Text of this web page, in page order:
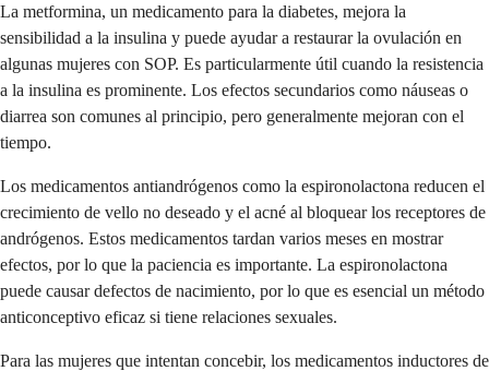
La metformina, un medicamento para la diabetes, mejora la
sensibilidad a la insulina y puede ayudar a restaurar la ovulación en
algunas mujeres con SOP. Es particularmente útil cuando la resistencia
a la insulina es prominente. Los efectos secundarios como náuseas o
diarrea son comunes al principio, pero generalmente mejoran con el
tiempo.
Los medicamentos antiandrógenos como la espironolactona reducen el
crecimiento de vello no deseado y el acné al bloquear los receptores de
andrógenos. Estos medicamentos tardan varios meses en mostrar
efectos, por lo que la paciencia es importante. La espironolactona
puede causar defectos de nacimiento, por lo que es esencial un método
anticonceptivo eficaz si tiene relaciones sexuales.
Para las mujeres que intentan concebir, los medicamentos inductores de